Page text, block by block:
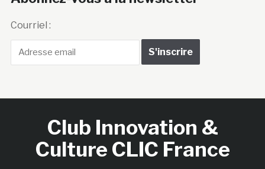
Courriel :
Club Innovation &
Culture CLIC France